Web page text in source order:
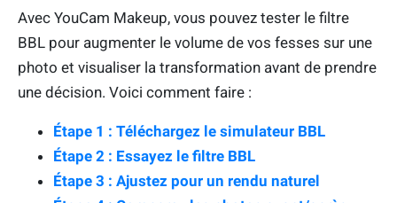
Avec YouCam Makeup, vous pouvez tester le filtre
BBL pour augmenter le volume de vos fesses sur une
photo et visualiser la transformation avant de prendre
une décision. Voici comment faire :
Étape 1 : Téléchargez le simulateur BBL
Étape 2 : Essayez le filtre BBL
Étape 3 : Ajustez pour un rendu naturel